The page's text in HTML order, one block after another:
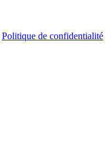
Politique de confidentialité